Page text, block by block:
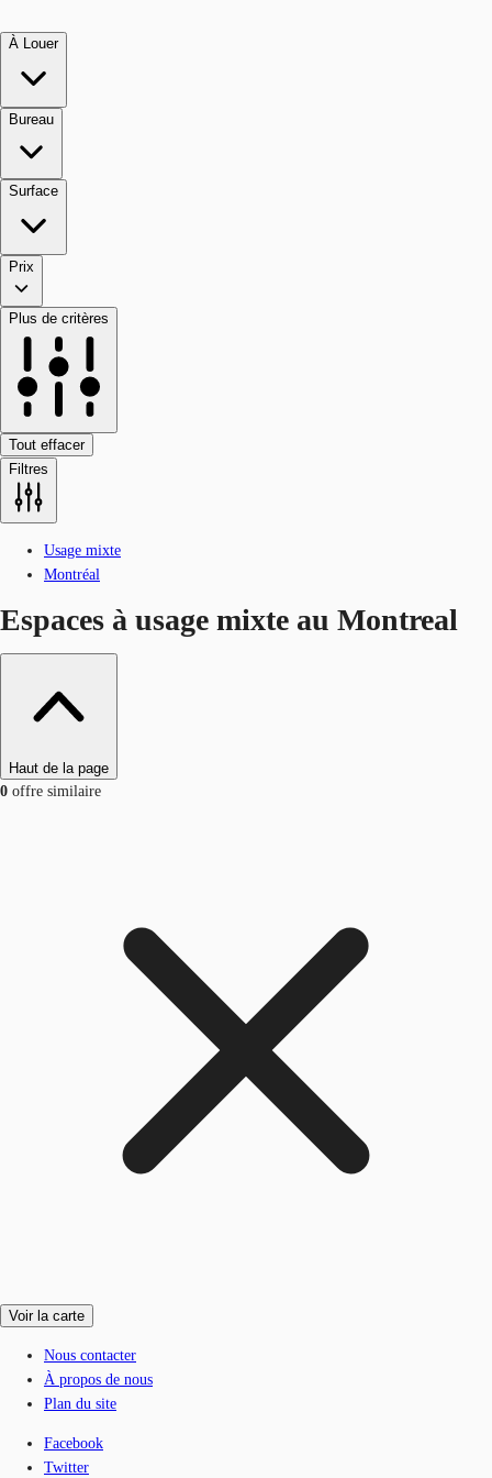
À Louer
Bureau
Surface
Prix
Plus de critères
Tout effacer
Filtres
Usage mixte
Montréal
Espaces à usage mixte au Montreal
Haut de la page
0 offre similaire
Voir la carte
Nous contacter
À propos de nous
Plan du site
Facebook
Twitter